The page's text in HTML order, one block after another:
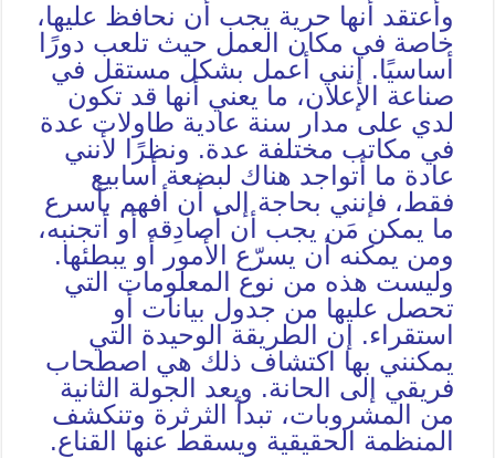
وأعتقد أنها حرية يجب أن نحافظ عليها،
خاصة في مكان العمل حيث تلعب دورًا
أساسيًا. إنني أعمل بشكل مستقل في
صناعة الإعلان، ما يعني أنها قد تكون
لدي على مدار سنة عادية طاولات عدة
في مكاتب مختلفة عدة. ونظرًا لأنني
عادة ما أتواجد هناك لبضعة أسابيع
فقط، فإنني بحاجة إلى أن أفهم بأسرع
ما يمكن مَن يجب أن أصادِقه أو أتجنبه،
ومن يمكنه أن يسرّع الأمور أو يبطئها.
وليست هذه من نوع المعلومات التي
تحصل عليها من جدول بيانات أو
استقراء. إن الطريقة الوحيدة التي
يمكنني بها اكتشاف ذلك هي اصطحاب
فريقي إلى الحانة. وبعد الجولة الثانية
من المشروبات، تبدأ الثرثرة وتنكشف
المنظمة الحقيقية ويسقط عنها القناع.